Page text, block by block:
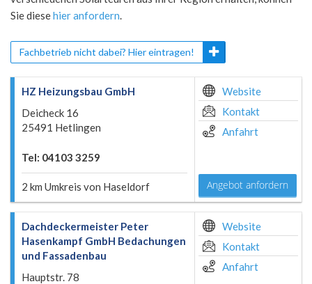
Sie diesehier anfordern.
Fachbetrieb nicht dabei? Hier eintragen!
HZ Heizungsbau GmbH
Deicheck 16
25491 Hetlingen
Tel: 04103 3259
2 km Umkreis von Haseldorf
Website
Kontakt
Anfahrt
Angebot anfordern
Dachdeckermeister Peter
Hasenkampf GmbH Bedachungen
und Fassadenbau
Hauptstr. 78
Website
Kontakt
Anfahrt